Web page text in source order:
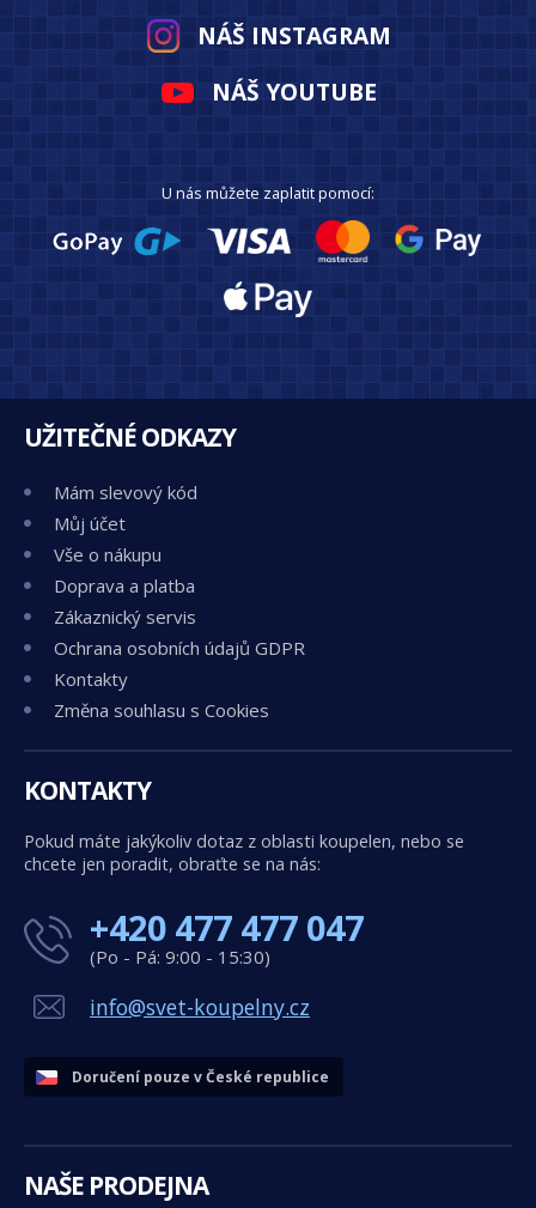
NÁŠ INSTAGRAM
NÁŠ YOUTUBE
U nás můžete zaplatit pomocí:
UŽITEČNÉ ODKAZY
Mám slevový kód
Můj účet
Vše o nákupu
Doprava a platba
Zákaznický servis
Ochrana osobních údajů GDPR
Kontakty
Změna souhlasu s Cookies
KONTAKTY
Pokud máte jakýkoliv dotaz z oblasti koupelen, nebo se
chcete jen poradit, obraťte se na nás:
+420 477 477 047
(Po - Pá: 9:00 - 15:30)
info@svet-koupelny.cz
Doručení pouze v České republice
NAŠE PRODEJNA